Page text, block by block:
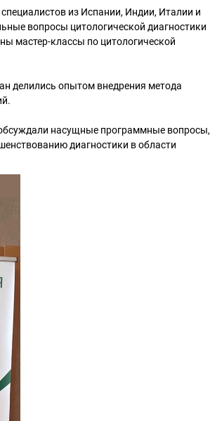
из Испании, Индии, Италии и
вопросы цитологической диагностики
мастер-классы по цитологической
делились опытом внедрения метода
насущные программные вопросы,
диагностики в области